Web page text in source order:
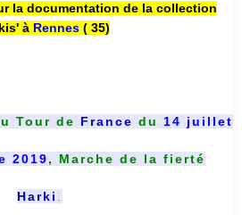
la documentation de la collection
à Rennes( 35)
Tour de France du 14 juillet
2019, Marche de la fierté
Harki